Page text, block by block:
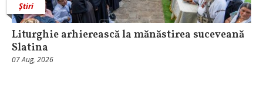
Știri
Liturghie arhierească la mănăstirea suceveană
Slatina
07 Aug, 2026